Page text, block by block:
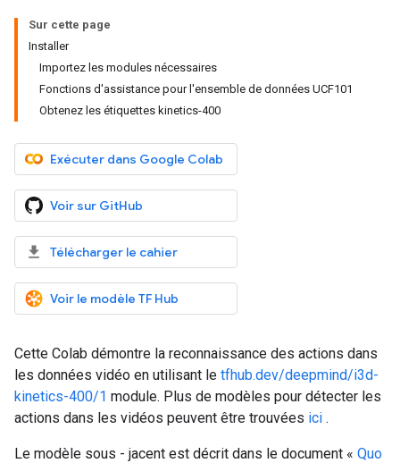
Sur cette page
Installer
Importez les modules nécessaires
Fonctions d'assistance pour l'ensemble de données UCF101
Obtenez les étiquettes kinetics-400
Exécuter dans Google Colab
Voir sur GitHub
Télécharger le cahier
Voir le modèle TF Hub
Cette Colab démontre la reconnaissance des actions dans
les données vidéo en utilisant le tfhub.dev/deepmind/i3d-
kinetics-400/1 module. Plus de modèles pour détecter les
actions dans les vidéos peuvent être trouvées ici .
Le modèle sous - jacent est décrit dans le document « Quo